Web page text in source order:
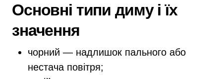
Основні типи диму і їх
значення
чорний — надлишок пального або
нестача повітря;